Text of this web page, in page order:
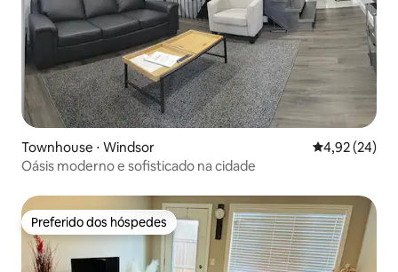
Townhouse ⋅ Windsor 4,92 de uma
4,92 (24)
Oásis moderno e sofisticado na cidade
Preferido dos hóspedes
Preferido dos hóspedes